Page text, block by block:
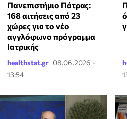
Πανεπιστήμιο Πάτρας:
168 αιτήσεις από 23
χώρες για το νέο
αγγλόφωνο πρόγραμμα
Ιατρικής
healthstat.gr 08.06.2026 -
13:54